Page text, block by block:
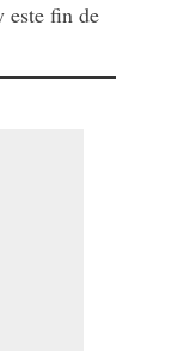
este fin de